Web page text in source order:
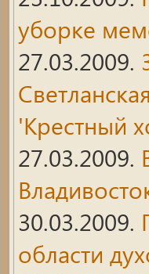
уборке
27.03.2009.
'Крестный
27.03.2009.
30.03.2009.
области